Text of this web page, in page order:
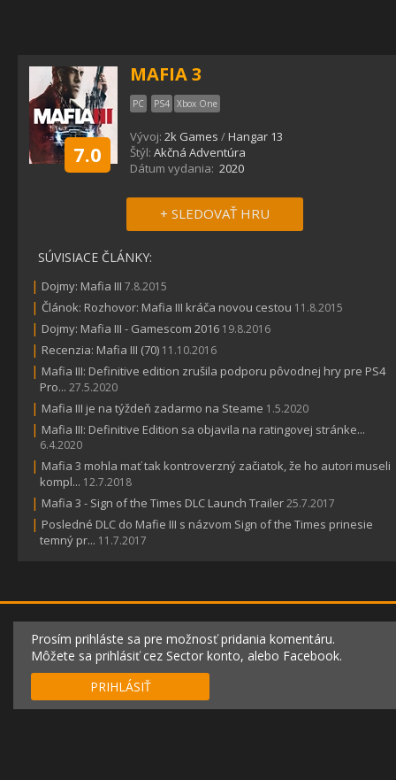
7.0
MAFIA 3
PC PS4 Xbox One
Vývoj: 2k Games /Hangar 13
Štýl: Akčná Adventúra
Dátum vydania: 2020
+ SLEDOVAŤ HRU
SÚVISIACE ČLÁNKY:
| Dojmy: Mafia III 7.8.2015
| Článok: Rozhovor: Mafia III kráča novou cestou 11.8.2015
| Dojmy: Mafia III - Gamescom 2016 19.8.2016
| Recenzia: Mafia III (70) 11.10.2016
| Mafia III: Definitive edition zrušila podporu pôvodnej hry pre PS4
Pro... 27.5.2020
| Mafia III je na týždeň zadarmo na Steame 1.5.2020
| Mafia III: Definitive Edition sa objavila na ratingovej stránke...
6.4.2020
| Mafia 3 mohla mať tak kontroverzný začiatok, že ho autori museli
kompl... 12.7.2018
| Mafia 3 - Sign of the Times DLC Launch Trailer25.7.2017
| Posledné DLC do Mafie III s názvom Sign of the Times prinesie
temný pr... 11.7.2017
Prosím prihláste sa pre možnosť pridania komentáru.
Môžete sa prihlásiť cez Sector konto, alebo Facebook.
PRIHLÁSIŤ